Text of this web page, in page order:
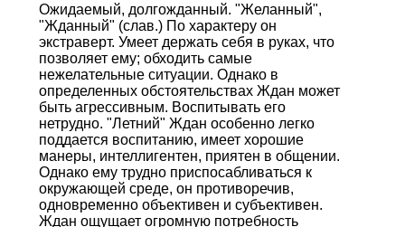
Ожидаемый, долгожданный. "Желанный",
"Жданный" (слав.) По характеру он
экстраверт. Умеет держать себя в руках, что
позволяет ему; обходить самые
нежелательные ситуации. Однако в
определенных обстоятельствах Ждан может
быть агрессивным. Воспитывать его
нетрудно. "Летний" Ждан особенно легко
поддается воспитанию, имеет хорошие
манеры, интеллигентен, приятен в общении.
Однако ему трудно приспосабливаться к
окружающей среде, он противоречив,
одновременно объективен и субъективен.
Ждан ощущает огромную потребность